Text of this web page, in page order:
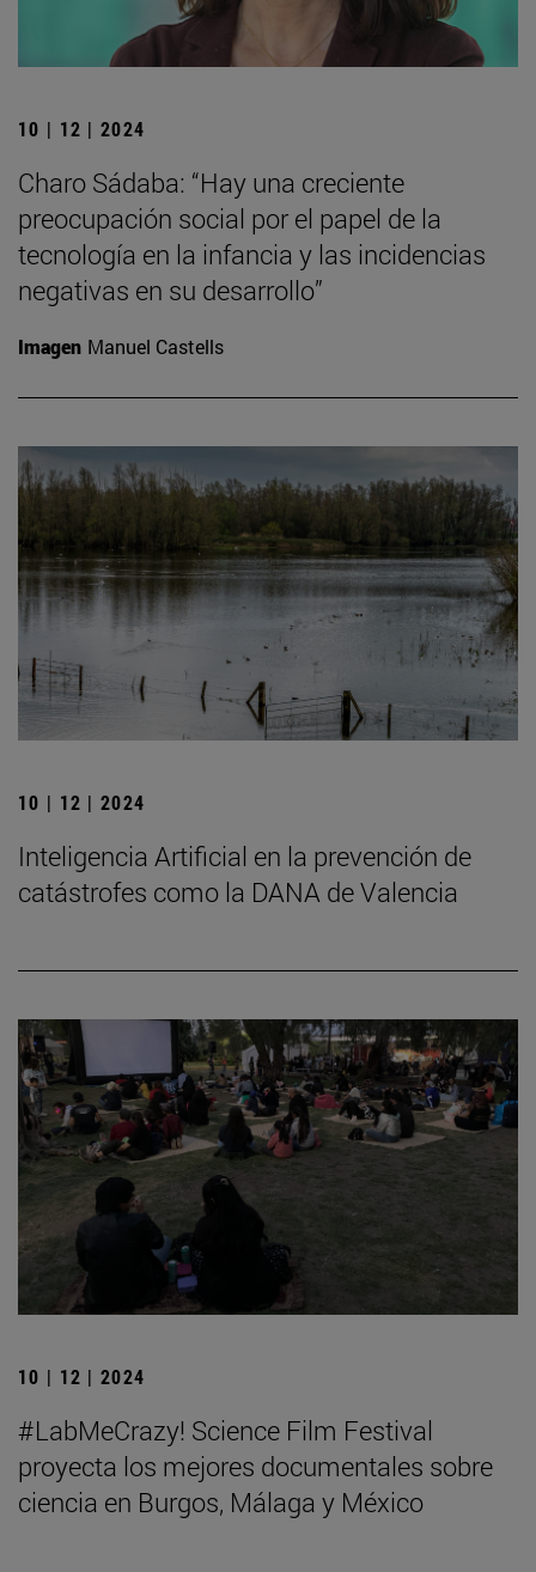
10 | 12 | 2024
Charo Sádaba: “Hay una creciente
preocupación social por el papel de la
tecnología en la infancia y las incidencias
negativas en su desarrollo”
Imagen Manuel Castells
10 | 12 | 2024
Inteligencia Artificial en la prevención de
catástrofes como la DANA de Valencia
10 | 12 | 2024
#LabMeCrazy! Science Film Festival
proyecta los mejores documentales sobre
ciencia en Burgos, Málaga y México